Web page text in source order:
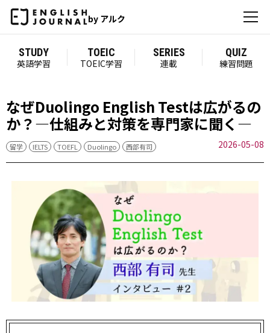
by アルク
STUDY
英語学習
TOEIC
TOEIC学習
SERIES
連載
QUIZ
練習問題
なぜDuolingo English Testは広がるの
か？―仕組みと対策を専門家に聞く―
留学 IELTS TOEFL Duolingo 西部有司 2026-05-08